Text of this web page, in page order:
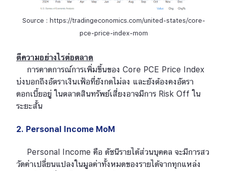
Source : https://tradingeconomics.com/united-states/core-
pce-price-index-mom
ตีความอย่างไรต่อตลาด
การคาดการณ์การเพิ่มขึ้นของ Core PCE Price Index
บ่งบอกถึงอัตราเงินเฟ้อที่ยังกดไม่ลง และยังต้องคงอัตรา
ดอกเบี้ยอยู่ ในตลาดสินทรัพย์เสี่ยงอาจมีการ Risk Off ใน
ระยะสั้น
2. Personal Income MoM
Personal Income คือ ดัชนีรายได้ส่วนบุคคล จะมีการสว
วัดค่าเปลี่ยนแปลงในมูลค่าทั้งหมดของรายได้จากทุกแหล่ง